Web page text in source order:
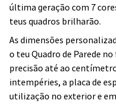
última geração com 7
teus quadros brilharão.
As dimensões
o teu Quadro de Parede
precisão até ao
intempéries, a placa de
utilização no exterior e